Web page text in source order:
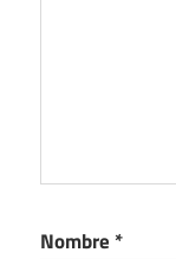
Nombre *